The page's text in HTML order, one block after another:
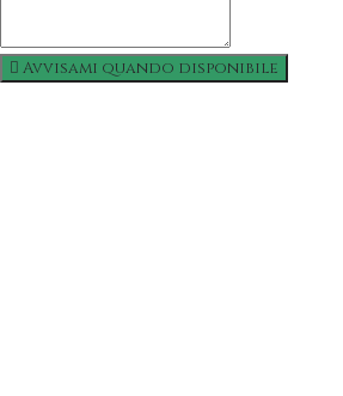
Avvisami quando disponibile